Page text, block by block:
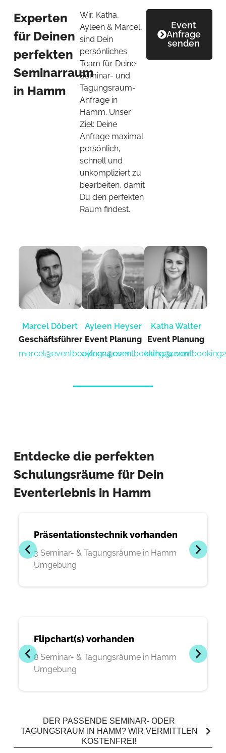
Experten
für Deinen
perfekten
Seminarraum
in Hamm
Wir, Katha,
Ayleen & Marcel,
sind Dein
persönliches
Team für Deine
Seminar- und
Tagungsraum-
Anfrage in
Hamm. Unser
Ziel: Deine
Anfrage maximal
persönlich,
schnell und
unkompliziert zu
bearbeiten, damit
Du den perfekten
Raum findest.
Event
Anfrage
senden
Marcel Döbert
Geschäftsführer
marcel@eventbooking24.com
Ayleen Heyser
Event Planung​
ayleen@eventbooking24.com
Katha Walter
Event Planung​
Entdecke die perfekten
Schulungsräume für Dein
Eventerlebnis in Hamm
Präsentationstechnik vorhanden
3 Seminar- & Tagungsräume in Hamm
Umgebung
Flipchart(s) vorhanden
8 Seminar- & Tagungsräume in Hamm
Umgebung
DER PASSENDE SEMINAR- ODER
TAGUNGSRAUM IN HAMM? WIR VERMITTLEN
KOSTENFREI!